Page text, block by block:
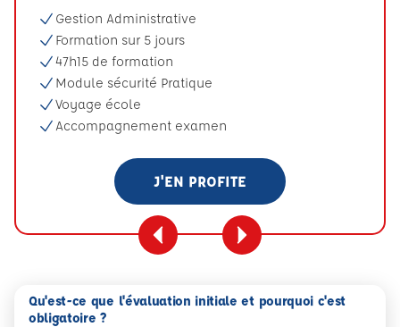
Gestion Administrative
Formation sur 5 jours
47h15 de formation
Module sécurité Pratique
Voyage école
Accompagnement examen
J'EN PROFITE
Qu'est-ce que l'évaluation initiale et pourquoi c'est
obligatoire ?